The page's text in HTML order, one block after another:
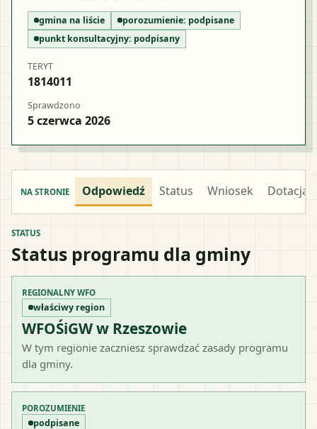
gmina na liście porozumienie: podpisane
punkt konsultacyjny: podpisany
TERYT
1814011
Sprawdzono
5 czerwca 2026
NA STRONIE Odpowiedź Status Wniosek Dotacja
STATUS
Status programu dla gminy
REGIONALNY WFO
właściwy region
WFOŚiGW w Rzeszowie
W tym regionie zaczniesz sprawdzać zasady programu
dla gminy.
POROZUMIENIE
podpisane